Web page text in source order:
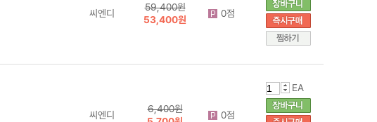
씨엔디
59,400원
53,400원
0점
씨엔디
6,400원
0점
EA